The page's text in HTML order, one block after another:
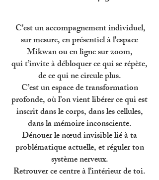
C'est un accompagnement individuel,
sur mesure, en présentiel à l'espace
Mikwan ou en ligne sur zoom,
qui t’invite à débloquer ce qui se répète,
de ce qui ne circule plus.
C’est un espace de transformation
profonde, où l’on vient libérer ce qui est
inscrit dans le corps, dans les cellules,
dans la mémoire inconsciente.
Dénouer le nœud invisible lié à ta
problématique actuelle, et réguler ton
système nerveux.
Retrouver ce centre à l'intérieur de toi.